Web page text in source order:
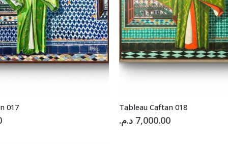
017 Tableau Caftan 018
7,000.00 د.م.